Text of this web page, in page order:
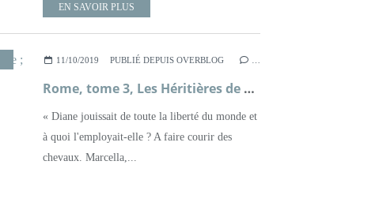
EN SAVOIR PLUS
AMÉRICAINE ,ROMAN,ROME ANTIQUE
11/10/2019 PUBLIÉ DEPUIS OVERBLOG
Rome, tome 3, Les Héritières de Rome ; Kate Quinn
« Diane jouissait de toute la liberté du monde et
à quoi l'employait-elle ? A faire courir des
chevaux. Marcella,...